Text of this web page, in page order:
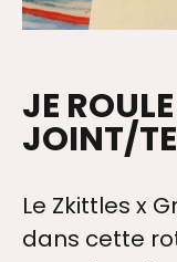
JE
JOINT/
Le Zkittles x
dans cette